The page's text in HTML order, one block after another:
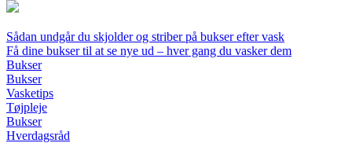
Sådan undgår du skjolder og striber på bukser efter vask
Få dine bukser til at se nye ud – hver gang du vasker dem
Bukser
Bukser
Vasketips
Tøjpleje
Bukser
Hverdagsråd